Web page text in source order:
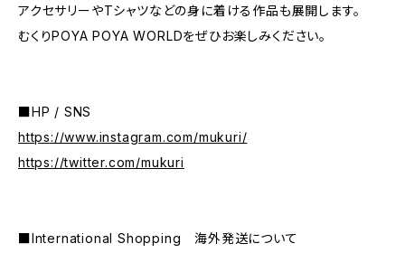
アクセサリーやTシャツなどの身に着ける作品も展開します。
むくりPOYA POYA WORLDをぜひお楽しみください。
■HP / SNS
https://www.instagram.com/mukuri/
https://twitter.com/mukuri
■International Shopping 海外発送について